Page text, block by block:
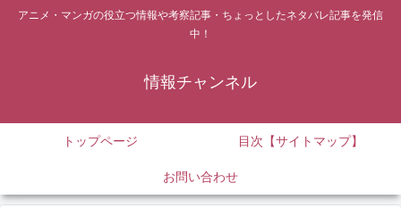
アニメ・マンガの役立つ情報や考察記事・ちょっとしたネタバレ記事を発信
中！
情報チャンネル
トップページ 目次【サイトマップ】
お問い合わせ